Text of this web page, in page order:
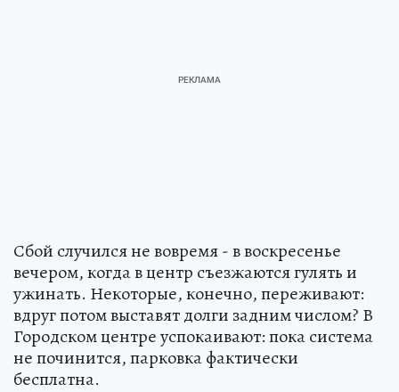
Сбой случился не вовремя - в воскресенье
вечером, когда в центр съезжаются гулять и
ужинать. Некоторые, конечно, переживают:
вдруг потом выставят долги задним числом? В
Городском центре успокаивают: пока система
не починится, парковка фактически
бесплатна.